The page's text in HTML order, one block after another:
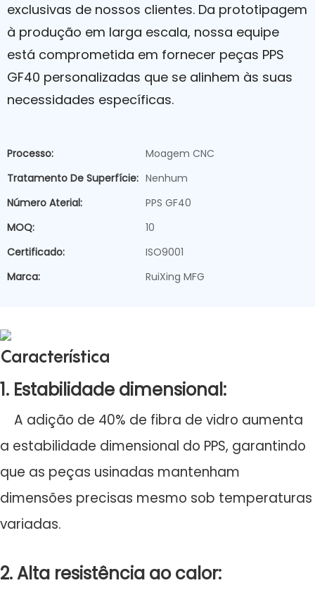
exclusivas de nossos clientes. Da prototipagem
à produção em larga escala, nossa equipe
está comprometida em fornecer peças PPS
GF40 personalizadas que se alinhem às suas
necessidades específicas.
Processo:
Moagem CNC
Tratamento De Superfície: Nenhum
Número Aterial:
PPS GF40
MOQ:
10
Certificado:
ISO9001
Marca:
RuiXing MFG
Característica
1. Estabilidade dimensional:
A adição de 40% de fibra de vidro aumenta
a estabilidade dimensional do PPS, garantindo
que as peças usinadas mantenham
dimensões precisas mesmo sob temperaturas
variadas.
2. Alta resistência ao calor: